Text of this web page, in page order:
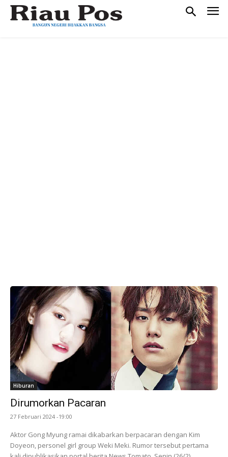
Hiburan
Dirumorkan Pacaran
27 Februari 2024 -19:00
Aktor Gong Myung ramai dikabarkan berpacaran dengan Kim
Doyeon, personel girl group Weki Meki. Rumor tersebut pertama